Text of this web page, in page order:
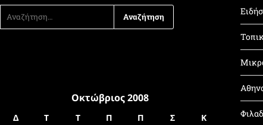
ΓΙΑ:
Οκτώβριος 2008
Δ Τ Τ Π Π Σ
Κ